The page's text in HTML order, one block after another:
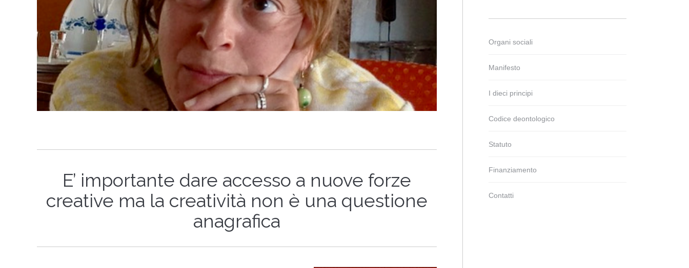
E’ importante dare accesso a nuove forze
creative ma la creatività non è una questione
anagrafica
Organi sociali
Manifesto
I dieci principi
Codice deontologico
Statuto
Finanziamento
Contatti